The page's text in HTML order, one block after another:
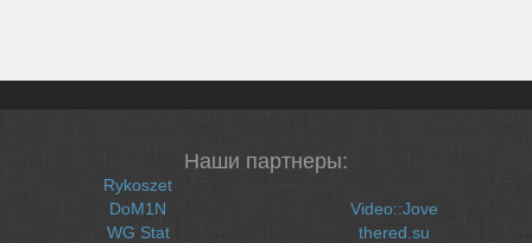
Наши партнеры:
Rykoszet
DoM1N
WG Stat
Video::Jove
thered.su